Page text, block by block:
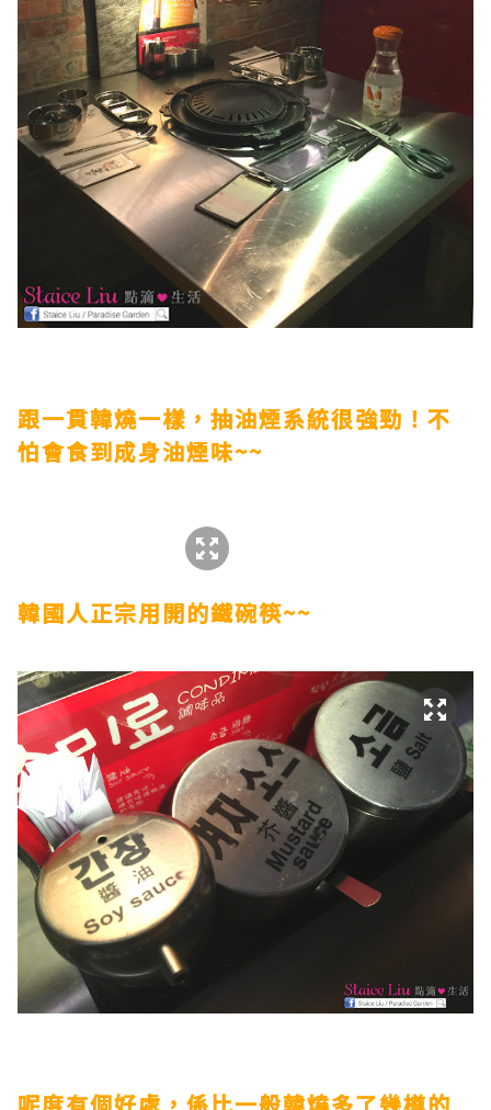
跟一貫韓燒一樣，抽油煙系統很強勁！不
怕會食到成身油煙味~~
韓國人正宗用開的鐵碗筷~~
呢度有個好處，係比一般韓燒多了幾樽的